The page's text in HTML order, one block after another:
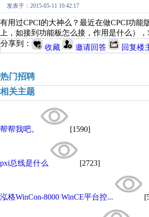
发表于：2015-05-11 10:42:17
有用过CPCI的大神么？最近在做CPCI功
上，如接到功能板怎么接，作用是什么）
分享到：
收藏 邀请回答 回复楼
热门招聘
相关主题
帮帮我吧。 [1590]
pxi总线是什么 [2723]
泓格WinCon-8000 WinCE平台控...